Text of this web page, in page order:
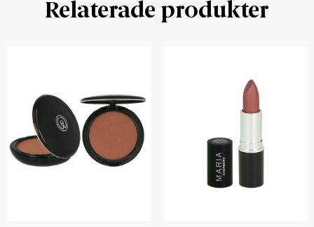
Relaterade produkter